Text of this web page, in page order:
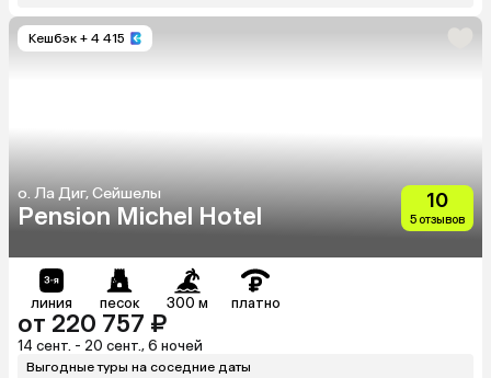
Кешбэк + 4 415
о. Ла Диг, Сейшелы
Pension Michel Hotel
10
5 отзывов
линия песок 300 м платно
от 220 757 ₽
14 сент. - 20 сент., 6 ночей
Выгодные туры на соседние даты